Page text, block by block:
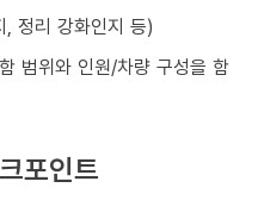
, 정리 강화인지 등)
범위와 인원/차량 구성을 함
포인트